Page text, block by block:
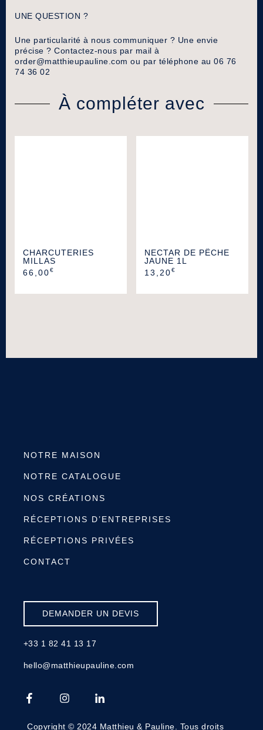
UNE QUESTION ?
Une particularité à nous communiquer ? Une envie
précise ? Contactez-nous par mail à
order@matthieupauline.com ou par téléphone au 06 76
74 36 02
À compléter avec
CHARCUTERIES
MILLAS
66,00€
NECTAR DE PÊCHE
JAUNE 1L
13,20€
NOTRE MAISON
NOTRE CATALOGUE
NOS CRÉATIONS
RÉCEPTIONS D’ENTREPRISES
RÉCEPTIONS PRIVÉES
CONTACT
DEMANDER UN DEVIS
+33 1 82 41 13 17
hello@matthieupauline.com
Copyright © 2024 Matthieu & Pauline. Tous droits